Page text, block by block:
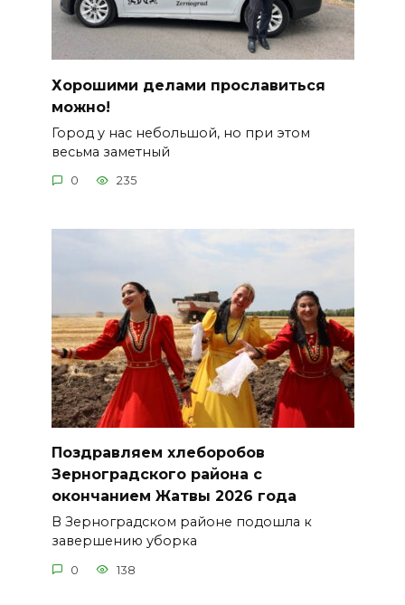
Хорошими делами прославиться
можно!
Город у нас небольшой, но при этом
весьма заметный
0 235
Поздравляем хлеборобов
Зерноградского района с
окончанием Жатвы 2026 года
В Зерноградском районе подошла к
завершению уборка
0 138